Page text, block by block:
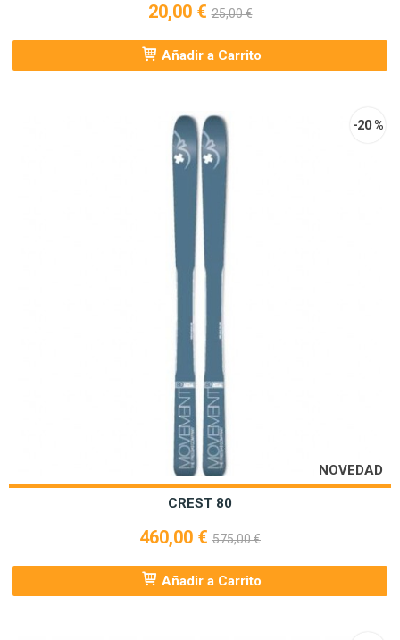
20,00 €25,00 €
Añadir a Carrito
NOVEDAD
-20 %
CREST 80
460,00 € 575,00 €
Añadir a Carrito